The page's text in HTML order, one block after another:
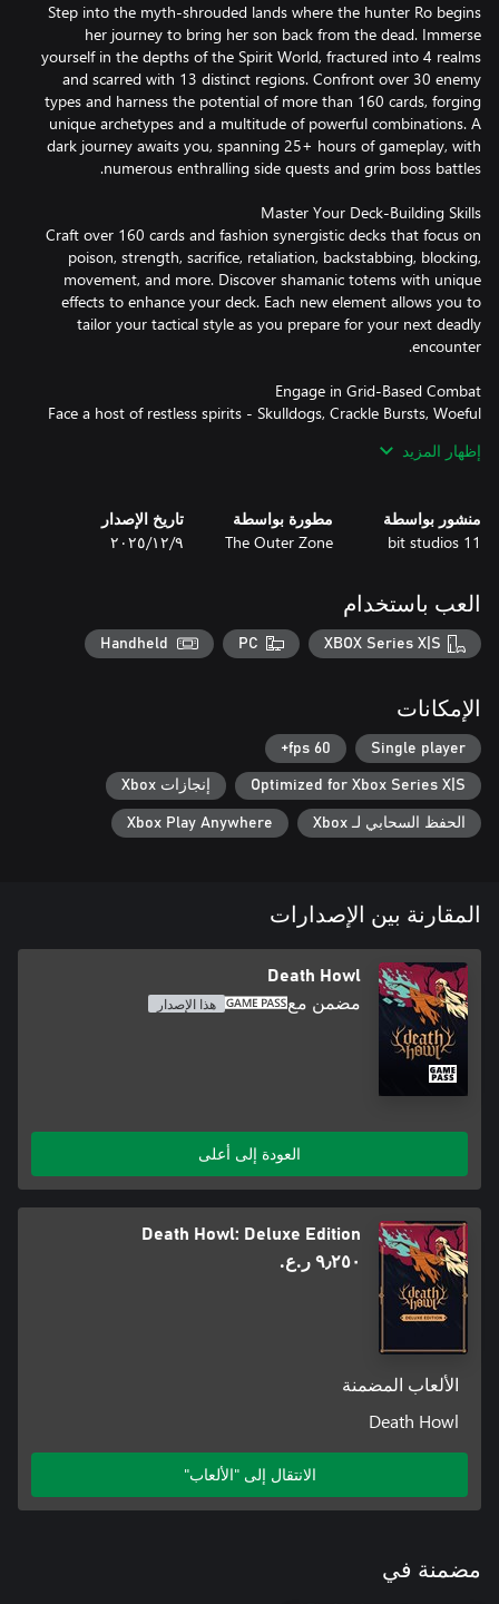
Step into the myth-shrouded lands where the hunter Ro begins
her journey to bring her son back from the dead. Immerse
yourself in the depths of the Spirit World, fractured into 4 realms
and scarred with 13 distinct regions. Confront over 30 enemy
types and harness the potential of more than 160 cards, forging
unique archetypes and a multitude of powerful combinations. A
dark journey awaits you, spanning 25+ hours of gameplay, with
Craft over 160 cards and fashion synergistic decks that focus on
poison, strength, sacrifice, retaliation, backstabbing, blocking,
movement, and more. Discover shamanic totems with unique
effects to enhance your deck. Each new element allows you to
tailor your tactical style as you prepare for your next deadly
Face a host of restless spirits - Skulldogs, Crackle Bursts, Woeful
is crucial. Test your wit by fighting unique enemy types, powerful
deck, and choose your battles as you explore a vast world filled
In forgotten lands shrouded by myth, Ro - a hunter from a small
tribe - is overcome by grief following the death of her beloved
son. Guided by voices from another world, she transcends into
spirits and help them with quests and challenges that affect your
deck – although not all of them may have your best interests at
heart. Discover a mysterious world of forgotten lore, where
darkness whispers secrets and invites you to unearth buried
إظهار المزيد
منشور بواسطة
11 bit studios
مطورة بواسطة
The Outer Zone
تاريخ الإصدار
٩‏/١٢‏/٢٠٢٥
العب باستخدام
XBOX Series X|S
PC
Handheld
الإمكانات
Single player
60 fps+
Optimized for Xbox Series X|S إنجازات Xbox
الحفظ السحابي لـ Xbox Xbox Play Anywhere
المقارنة بين الإصدارات
Death Howl
مضمن مع هذا الإصدار
العودة إلى أعلى
Death Howl: Deluxe Edition
٩٫٢٥٠ ر.ع.‏
الألعاب المضمنة
Death Howl
الانتقال إلى "الألعاب"
مضمنة في